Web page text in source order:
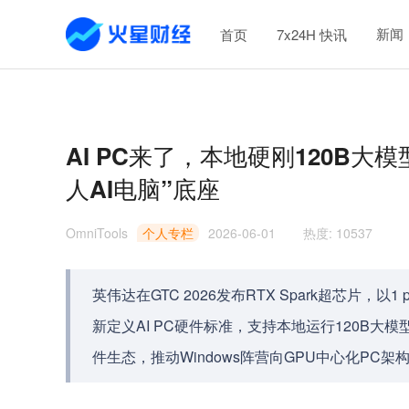
首页 7x24H 快讯 新闻
AI PC来了，本地硬刚120B大
人AI电脑”底座
OmniTools 个人专栏 2026-06-01 热度: 10537
英伟达在GTC 2026发布RTX Spark超芯片，以
新定义AI PC硬件标准，支持本地运行120B大
件生态，推动Windows阵营向GPU中心化PC架